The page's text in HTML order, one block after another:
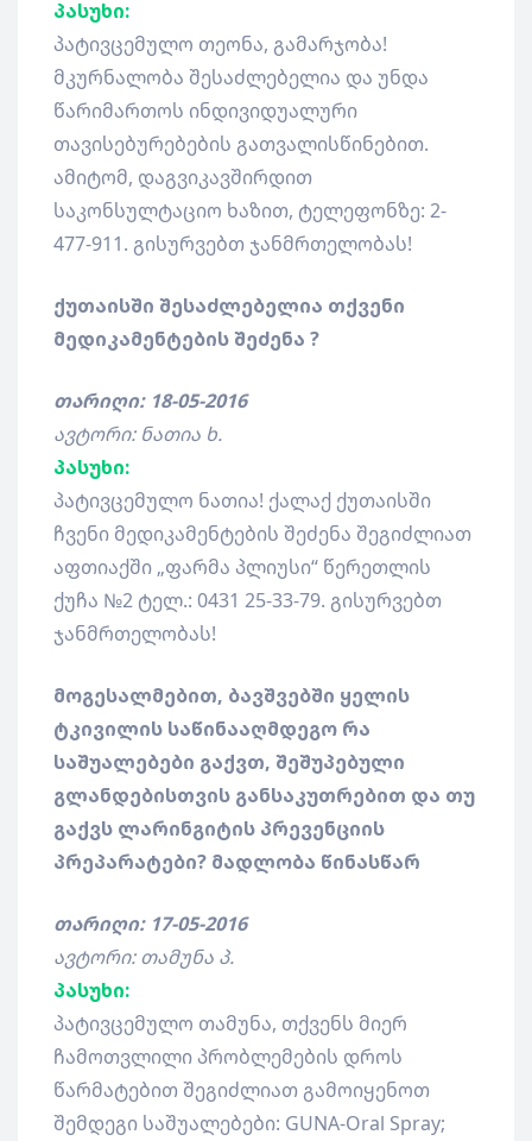
პასუხი:
პატივცემულო თეონა, გამარჯობა!
მკურნალობა შესაძლებელია და უნდა
წარიმართოს ინდივიდუალური
თავისებურებების გათვალისწინებით.
ამიტომ, დაგვიკავშირდით
საკონსულტაციო ხაზით, ტელეფონზე: 2-
477-911. გისურვებთ ჯანმრთელობას!
ქუთაისში შესაძლებელია თქვენი
მედიკამენტების შეძენა ?
თარიღი: 18-05-2016
ავტორი: ნათია ხ.
პასუხი:
პატივცემულო ნათია! ქალაქ ქუთაისში
ჩვენი მედიკამენტების შეძენა შეგიძლიათ
აფთიაქში „ფარმა პლიუსი“ წერეთლის
ქუჩა №2 ტელ.: 0431 25-33-79. გისურვებთ
ჯანმრთელობას!
მოგესალმებით, ბავშვებში ყელის
ტკივილის საწინააღმდეგო რა
საშუალებები გაქვთ, შეშუპებული
გლანდებისთვის განსაკუთრებით და თუ
გაქვს ლარინგიტის პრევენციის
პრეპარატები? მადლობა წინასწარ
თარიღი: 17-05-2016
ავტორი: თამუნა პ.
პასუხი:
პატივცემულო თამუნა, თქვენს მიერ
ჩამოთვლილი პრობლემების დროს
წარმატებით შეგიძლიათ გამოიყენოთ
შემდეგი საშუალებები: GUNA-Oral Spray;